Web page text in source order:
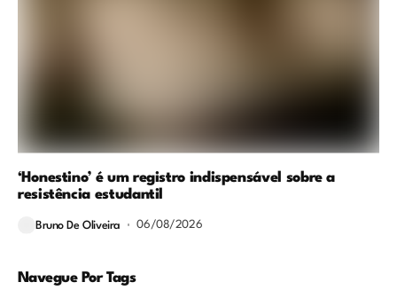
‘Honestino’ é um registro indispensável sobre a
resistência estudantil
Bruno De Oliveira 06/08/2026
Navegue Por Tags